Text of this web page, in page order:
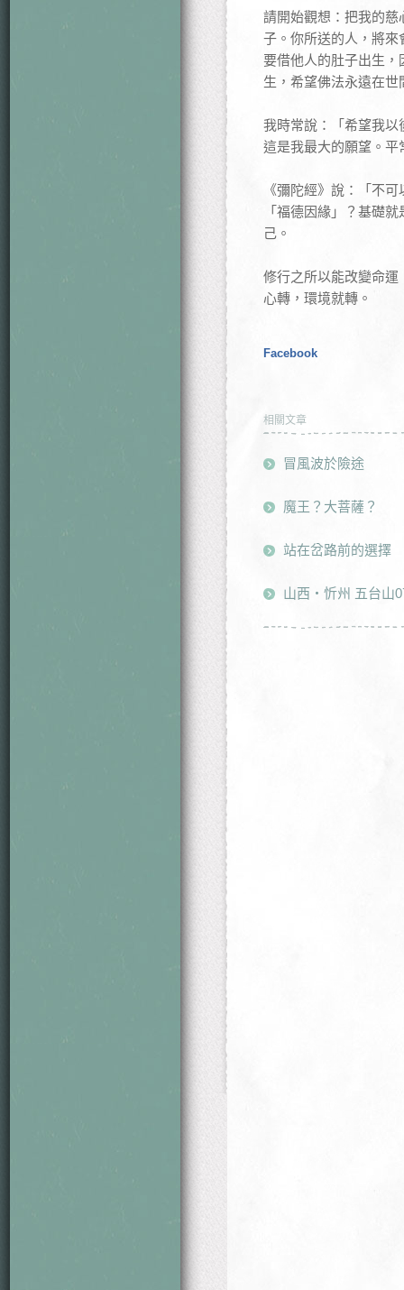
請開始觀想：把我的
子。你所送的人，將
要借他人的肚子出生
生，希望佛法永遠在世
我時常說：「希望我
這是我最大的願望。
《彌陀經》說：「不
「福德因緣」？基礎
己。
修行之所以能改變命
心轉，環境就轉。
Facebook
相關文章
冒風波於險途
魔王？大菩薩？
站在岔路前的選擇
山西・忻州 五台山